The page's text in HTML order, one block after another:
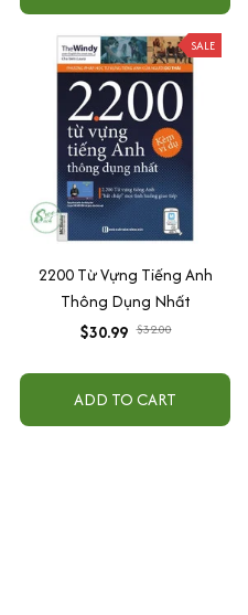
SALE
2200 Từ Vựng Tiếng Anh
Thông Dụng Nhất
$30.99 $32.00
ADD TO CART